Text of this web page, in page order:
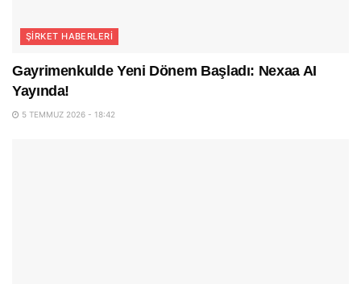
ŞIRKET HABERLERI
Gayrimenkulde Yeni Dönem Başladı: Nexaa AI
Yayında!
5 TEMMUZ 2026 - 18:42